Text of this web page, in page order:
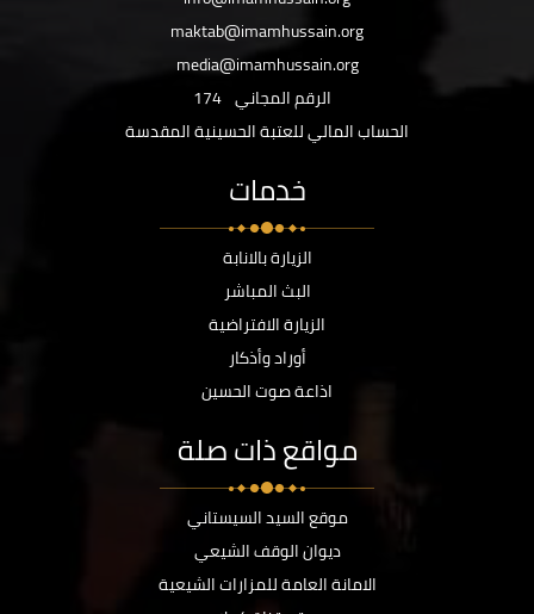
maktab@imamhussain.org
media@imamhussain.org
الرقم المجاني 174
الحساب المالي للعتبة الحسينية المقدسة
خدمات
الزيارة بالانابة
البث المباشر
الزيارة الافتراضية
أوراد وأذكار
اذاعة صوت الحسين
مواقع ذات صلة
موقع السيد السيستاني
ديوان الوقف الشيعي
الامانة العامة للمزارات الشيعية